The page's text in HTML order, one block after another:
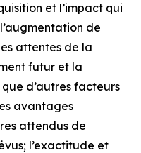
et l’impact qui
de
attentes de la
futur et la
d’autres facteurs
avantages
attendus de
l’exactitude et